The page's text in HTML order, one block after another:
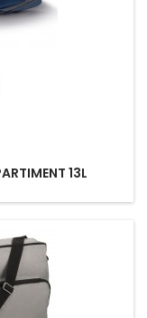
13L